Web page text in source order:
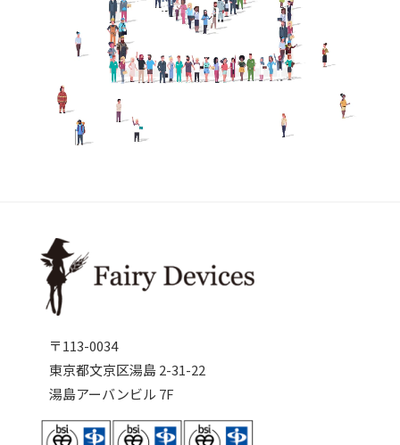
〒113-0034
東京都文京区湯島 2-31-22
湯島アーバンビル 7F